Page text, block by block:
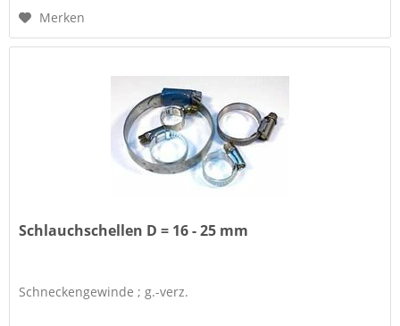
Merken
Schlauchschellen D = 16 - 25 mm
Schneckengewinde ; g.-verz.